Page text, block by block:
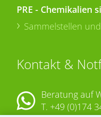
PRE - Chemikalien
Sammelstellen
Kontakt &
Beratung auf
T. +49 (0)174